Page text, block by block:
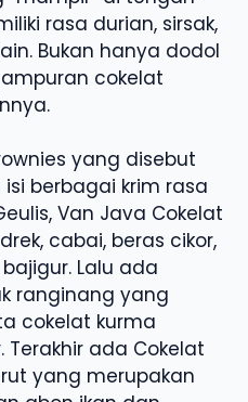
rasa durian, sirsak,
Bukan hanya dodol
cokelat
yang disebut
berbagai krim rasa
Van Java Cokelat
cabai, beras cikor,
Lalu ada
ranginang yang
cokelat kurma
Terakhir ada Cokelat
yang merupakan